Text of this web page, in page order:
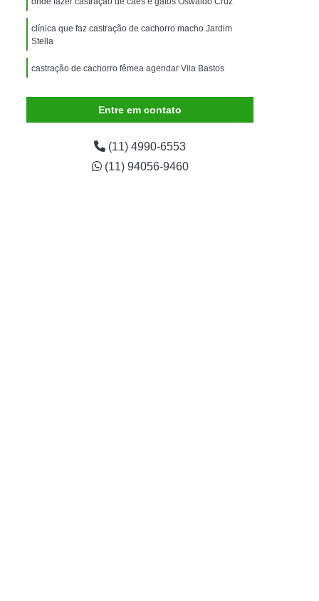
Animal
para Cachorro
Internação para Gatos
Internação Veterinária São Caetano
Limpeza de Tártaro para Cães
São Caetano
clínica que faz castração de cachorro macho Jardim
Stella
castração de cachorro fêmea agendar Vila Bastos
Entre em contato
(11) 4990-6553
(11) 94056-9460